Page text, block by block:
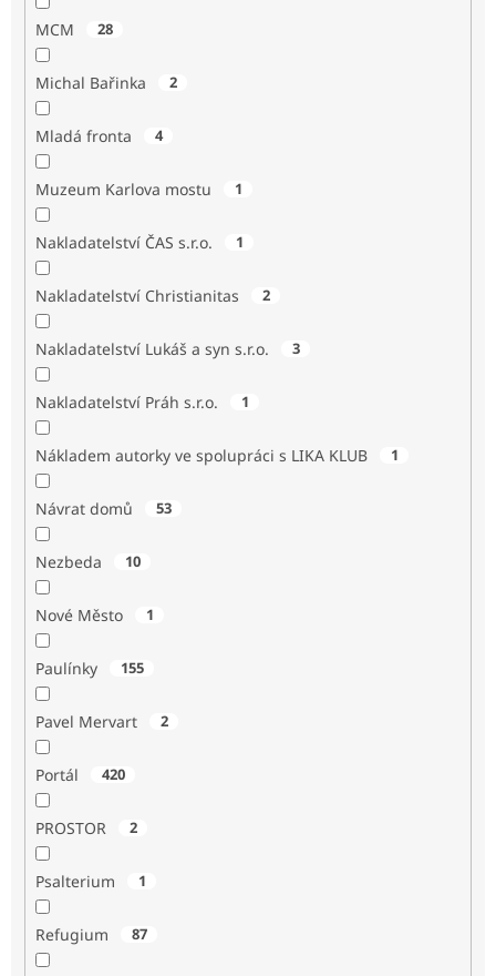
MCM 28
Michal Bařinka 2
Mladá fronta 4
Muzeum Karlova mostu 1
Nakladatelství ČAS s.r.o. 1
Nakladatelství Christianitas 2
Nakladatelství Lukáš a syn s.r.o. 3
Nakladatelství Práh s.r.o. 1
Nákladem autorky ve spolupráci s LIKA KLUB 1
Návrat domů 53
Nezbeda 10
Nové Město 1
Paulínky 155
Pavel Mervart 2
Portál 420
PROSTOR 2
Psalterium 1
Refugium 87